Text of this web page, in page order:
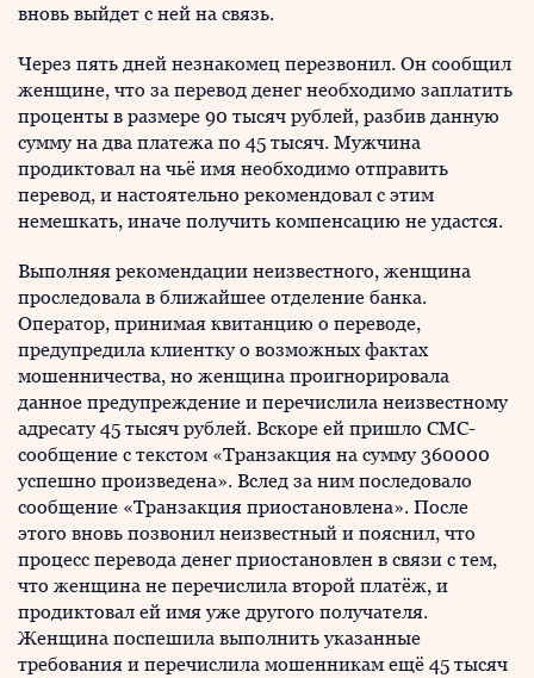
вновь выйдет с ней на связь.
Через пять дней незнакомец перезвонил. Он сообщил
женщине, что за перевод денег необходимо заплатить
проценты в размере 90 тысяч рублей, разбив данную
сумму на два платежа по 45 тысяч. Мужчина
продиктовал на чьё имя необходимо отправить
перевод, и настоятельно рекомендовал с этим
немешкать, иначе получить компенсацию не удастся.
Выполняя рекомендации неизвестного, женщина
проследовала в ближайшее отделение банка.
Оператор, принимая квитанцию о переводе,
предупредила клиентку о возможных фактах
мошенничества, но женщина проигнорировала
данное предупреждение и перечислила неизвестному
адресату 45 тысяч рублей. Вскоре ей пришло СМС-
сообщение с текстом «Транзакция на сумму 360000
успешно произведена». Вслед за ним последовало
сообщение «Транзакция приостановлена». После
этого вновь позвонил неизвестный и пояснил, что
процесс перевода денег приостановлен в связи с тем,
что женщина не перечислила второй платёж, и
продиктовал ей имя уже другого получателя.
Женщина поспешила выполнить указанные
требования и перечислила мошенникам ещё 45 тысяч